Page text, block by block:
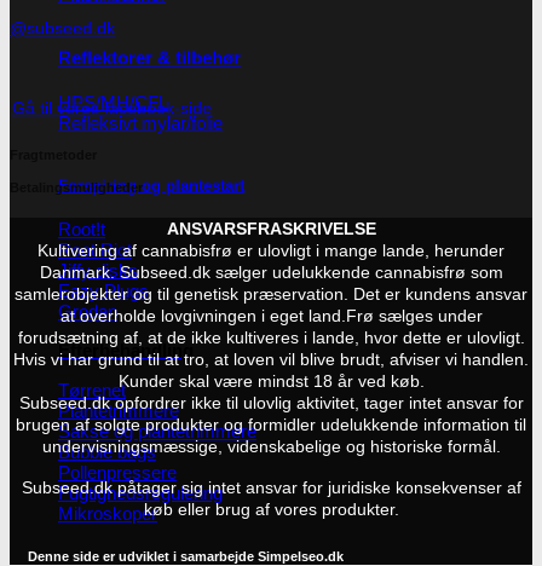
Reflektorer & tilbehør
HPS/MH/CFL
Refleksivt mylar/folie
Forspiring og plantestart
Root!t
Root Riot
Jiffy disks
Eazy Plugs
Grodan
Efterbehandling
Tørrenet
Plantetrimmere
Sakse og plantetrimmere
Bubble bags
Pollenpressere
Fugtighedsregulering
Mikroskoper
@subseed.dk
Gå til vores facebook-side
Betalingsmuligheder
ANSVARSFRASKRIVELSE
Kultivering af cannabisfrø er ulovligt i mange lande, herunder
Danmark. Subseed.dk sælger udelukkende cannabisfrø som
samlerobjekter og til genetisk præservation. Det er kundens ansvar
at overholde lovgivningen i eget land. Frø sælges under
forudsætning af, at de ikke kultiveres i lande, hvor dette er ulovligt.
Hvis vi har grund til at tro, at loven vil blive brudt, afviser vi handlen.
Kunder skal være mindst 18 år ved køb.
Subseed.dk opfordrer ikke til ulovlig aktivitet, tager intet ansvar for
brugen af solgte produkter og formidler udelukkende information til
undervisningsmæssige, videnskabelige og historiske formål.
Subseed.dk påtager sig intet ansvar for juridiske konsekvenser af
køb eller brug af vores produkter.
Denne side er udviklet i samarbejde Simpelseo.dk